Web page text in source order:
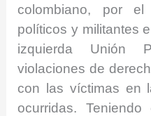
colombiano, por
políticos y militantes
izquierda Unión
violaciones de
con las víctimas en
ocurridas.